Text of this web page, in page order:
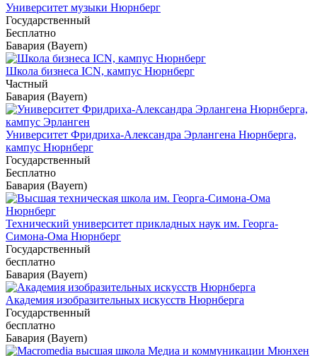
Университет музыки Нюрнберг
Государственный
Бесплатно
Бавария (Bayern)
Школа бизнеса ICN, кампус Нюрнберг
Частный
Бавария (Bayern)
Университет Фридриха-Александра Эрлангена Нюрнберга,
кампус Нюрнберг
Государственный
Бесплатно
Бавария (Bayern)
Технический университет прикладных наук им. Георга-
Симона-Ома Нюрнберг
Государственный
бесплатно
Бавария (Bayern)
Академия изобразительных искусств Нюрнберга
Государственный
бесплатно
Бавария (Bayern)